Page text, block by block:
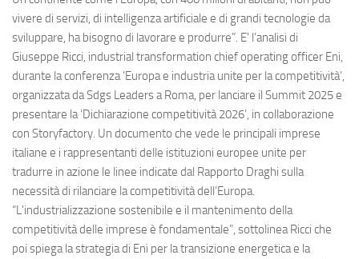
vivere di servizi, di intelligenza artificiale e di grandi tecnologie da
sviluppare, ha bisogno di lavorare e produrre”. E' l’analisi di
Giuseppe Ricci, industrial transformation chief operating officer Eni,
durante la conferenza ‘Europa e industria unite per la competitività’,
organizzata da Sdgs Leaders a Roma, per lanciare il Summit 2025 e
presentare la ‘Dichiarazione competitività 2026’, in collaborazione
con Storyfactory. Un documento che vede le principali imprese
italiane e i rappresentanti delle istituzioni europee unite per
tradurre in azione le linee indicate dal Rapporto Draghi sulla
necessità di rilanciare la competitività dell’Europa.
“L'industrializzazione sostenibile e il mantenimento della
competitività delle imprese è fondamentale”, sottolinea Ricci che
poi spiega la strategia di Eni per la transizione energetica e la